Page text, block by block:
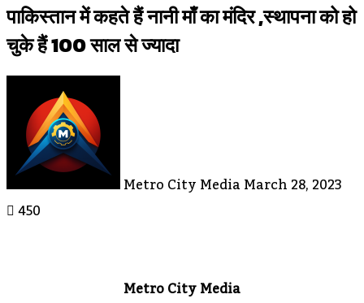
पाकिस्तान में कहते हैं नानी माँ का मंदिर ,स्थापना को हो
चुके हैं 100 साल से ज्यादा
Metro City MediaMarch 28, 2023
450
Metro City Media